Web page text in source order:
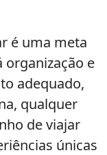
é uma meta
e
adequado,
qualquer
de viajar
únicas